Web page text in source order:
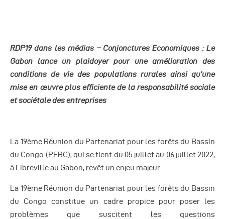
RDP19 dans les médias – Conjonctures Economiques : Le
Gabon lance un plaidoyer pour une amélioration des
conditions de vie des populations rurales ainsi qu’une
mise en œuvre plus efficiente de la responsabilité sociale
et sociétale des entreprises
La 19ème Réunion du Partenariat pour les forêts du Bassin
du Congo (PFBC), qui se tient du 05 juillet au 06 juillet 2022,
à Libreville au Gabon, revêt un enjeu majeur.
La 19ème Réunion du Partenariat pour les forêts du Bassin
du Congo constitue un cadre propice pour poser les
problèmes que suscitent les questions